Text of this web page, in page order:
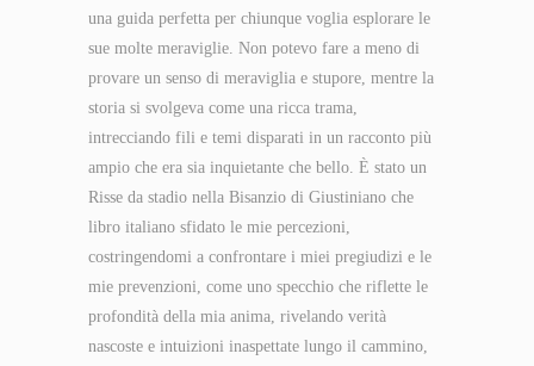
una guida perfetta per chiunque voglia esplorare le
sue molte meraviglie. Non potevo fare a meno di
provare un senso di meraviglia e stupore, mentre la
storia si svolgeva come una ricca trama,
intrecciando fili e temi disparati in un racconto più
ampio che era sia inquietante che bello. È stato un
Risse da stadio nella Bisanzio di Giustiniano che
libro italiano sfidato le mie percezioni,
costringendomi a confrontare i miei pregiudizi e le
mie prevenzioni, come uno specchio che riflette le
profondità della mia anima, rivelando verità
nascoste e intuizioni inaspettate lungo il cammino,